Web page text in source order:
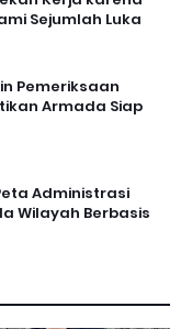
Sejumlah Luka
Pemeriksaan
Armada Siap
Administrasi
Wilayah Berbasis